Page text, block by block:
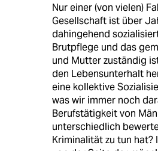
Nur einer (von vielen)
Gesellschaft ist über
dahingehend
Brutpflege und das
und Mutter zuständig
den Lebensunterhalt
eine kollektive
was wir immer noch
Berufstätigkeit von
unterschiedlich
Kriminalität zu tun hat?